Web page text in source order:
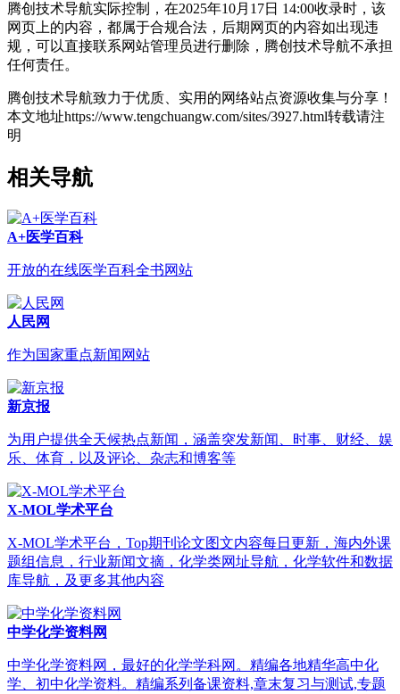
腾创技术导航实际控制，在2025年10月17日 14:00收录时，该
网页上的内容，都属于合规合法，后期网页的内容如出现违
规，可以直接联系网站管理员进行删除，腾创技术导航不承担
任何责任。
腾创技术导航致力于优质、实用的网络站点资源收集与分享！
本文地址https://www.tengchuangw.com/sites/3927.html转载请注
明
相关导航
A+医学百科
开放的在线医学百科全书网站
人民网
作为国家重点新闻网站
新京报
为用户提供全天候热点新闻，涵盖突发新闻、时事、财经、娱
乐、体育，以及评论、杂志和博客等
X-MOL学术平台
X-MOL学术平台，Top期刊论文图文内容每日更新，海内外课
题组信息，行业新闻文摘，化学类网址导航，化学软件和数据
库导航，及更多其他内容
中学化学资料网
中学化学资料网，最好的化学学科网。精编各地精华高中化
学、初中化学资料。精编系列备课资料,章末复习与测试,专题